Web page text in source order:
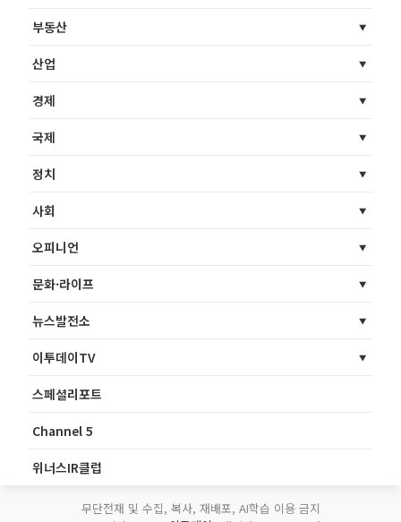
부동산
산업
경제
국제
정치
사회
오피니언
문화·라이프
뉴스발전소
이투데이TV
스페셜리포트
Channel 5
위너스IR클럽
무단전재 및 수집, 복사, 재배포, AI학습 이용 금지